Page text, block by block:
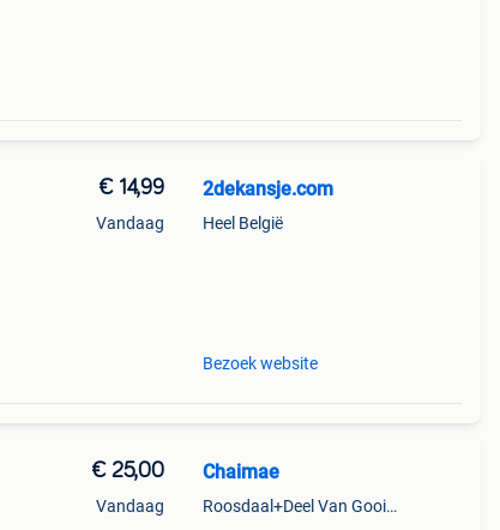
€ 14,99
Vandaag
2dekansje.com
Heel België
Bezoek website
€ 25,00
Vandaag
Chaimae
Roosdaal+Deel Van Gooik En Sint-Kwintens-Lennik